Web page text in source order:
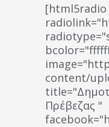
[html5radio
content/
Πρέβεζας "